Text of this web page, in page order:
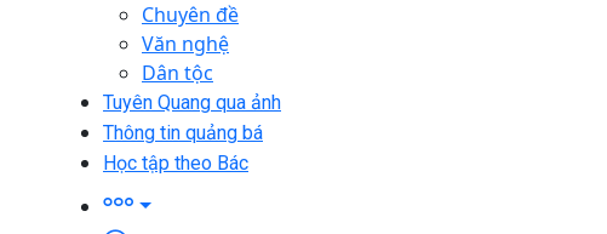
Chuyên đề
Văn nghệ
Dân tộc
Tuyên Quang qua ảnh
Thông tin quảng bá
Học tập theo Bác